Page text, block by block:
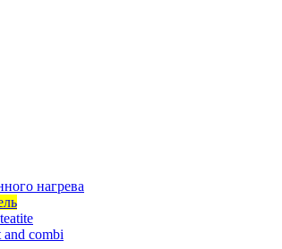
нагрева
combi